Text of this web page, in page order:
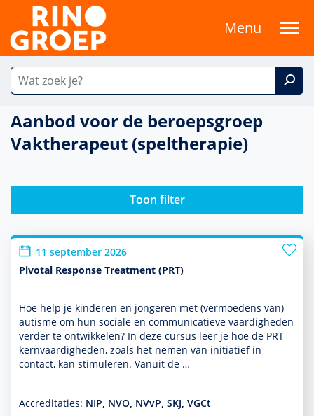
Menu
Aanbod voor de beroepsgroep
Vaktherapeut (speltherapie)
Toon filter
11 september 2026
Pivotal Response Treatment (PRT)
Hoe help je kin­de­ren en jongeren met (vermoedens van)
autisme om hun sociale en com­muni­ca­tieve vaar­dig­heden
verder te ontwik­kelen? In deze cursus leer je hoe de PRT
kernvaar­dig­heden, zoals het nemen van initiatief in
contact, kan stimuleren. Vanuit de …
Accreditaties: NIP, NVO, NVvP, SKJ, VGCt